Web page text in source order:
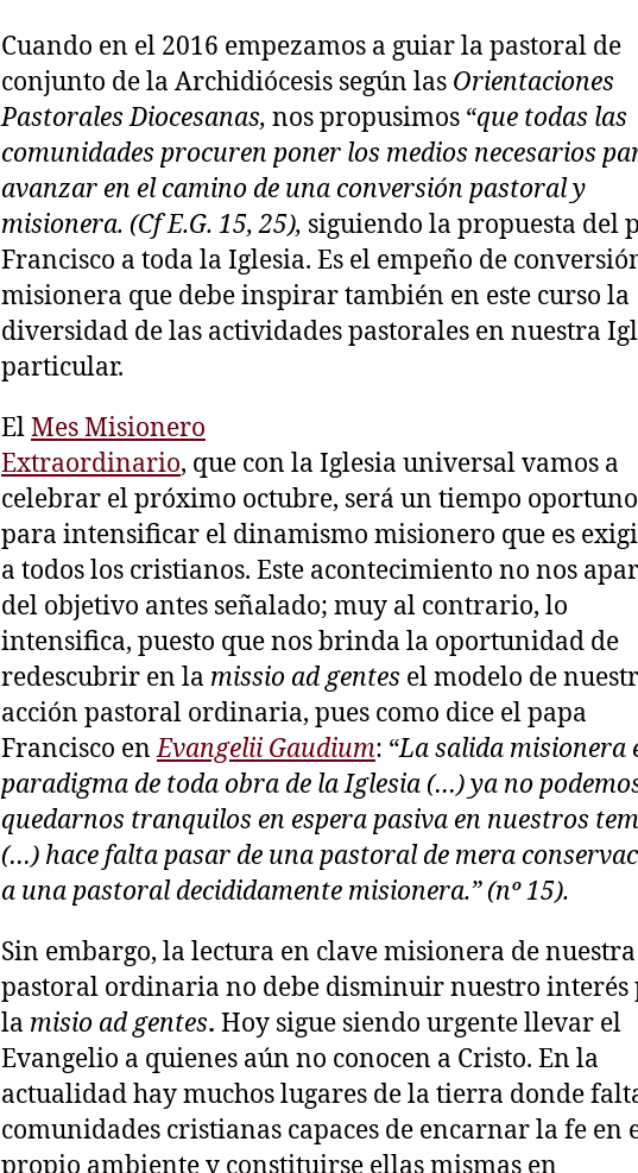
Cuando en el 2016 empezamos a guiar la pastoral de
conjunto de la Archidiócesis según las Orientaciones
Pastorales Diocesanas, nos propusimos “que todas las
comunidades procuren poner los medios necesarios
avanzar en el camino de una conversión pastoral y
misionera. (Cf E.G. 15, 25), siguiendo la propuesta del
Francisco a toda la Iglesia. Es el empeño de
misionera que debe inspirar también en este curso la
diversidad de las actividades pastorales en nuestra
particular.
ElMes Misionero
Extraordinario, que con la Iglesia universal vamos a
celebrar el próximo octubre, será un tiempo oportuno
para intensificar el dinamismo misionero que es
a todos los cristianos. Este acontecimiento no nos
del objetivo antes señalado; muy al contrario, lo
intensifica, puesto que nos brinda la oportunidad de
redescubrir en la missio ad gentes el modelo de
acción pastoral ordinaria, pues como dice el papa
Francisco enEvangelii Gaudium: “La salida misionera
paradigma de toda obra de la Iglesia (…) ya no
quedarnos tranquilos en espera pasiva en nuestros
(…) hace falta pasar de una pastoral de mera
a una pastoral decididamente misionera.” (nº 15).
Sin embargo, la lectura en clave misionera de nuestra
pastoral ordinaria no debe disminuir nuestro interés
la misio ad gentes. Hoy sigue siendo urgente llevar el
Evangelio a quienes aún no conocen a Cristo. En la
actualidad hay muchos lugares de la tierra donde
comunidades cristianas capaces de encarnar la fe en
propio ambiente y constituirse ellas mismas en